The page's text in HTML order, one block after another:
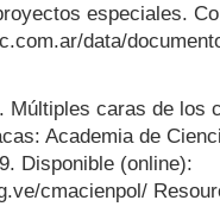
especiales.
data/
Múltiples caras de los
Academia de
Disponible (online):
cmacienpol/